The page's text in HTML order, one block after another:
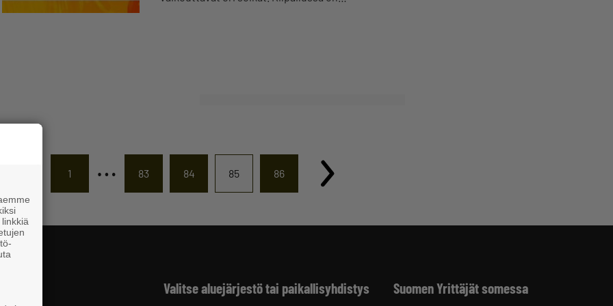
1 … 83 84 85 86
Valitse aluejärjestö tai paikallisyhdistys Suomen Yrittäjät somessa